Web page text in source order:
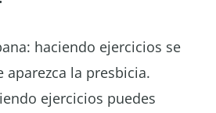
haciendo ejercicios se
aparezca la presbicia.
ejercicios puedes